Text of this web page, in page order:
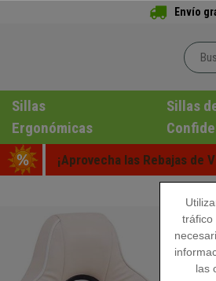
Envío
Sillas
Ergonómicas
Sillas
¡Aprovecha las Rebajas de
tráfico
las